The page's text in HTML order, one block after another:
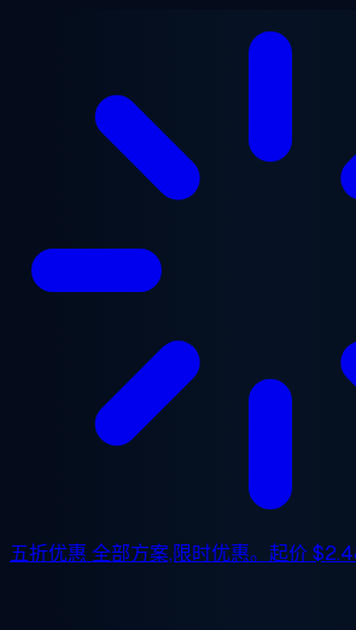
五折优惠 全部方案,限时优惠。起价